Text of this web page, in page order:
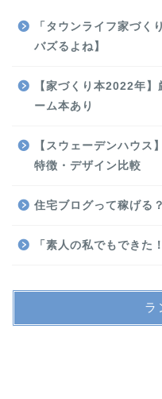
「タウンライフ家づく
バズるよね】
【家づくり本2022年
ーム本あり
【スウェーデンハウ
特徴・デザイン比較
住宅ブログって稼げる
「素人の私でもできた
ラ